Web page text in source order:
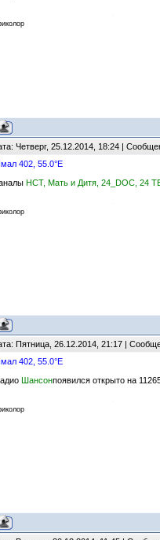
Четверг, 25.12.2014, 18:24 |
402, 55.0°E
НСТ, Мать и Дитя, 24_DOC, 24
Пятница, 26.12.2014, 21:17 |
402, 55.0°E
Шансонпоявился открыто на